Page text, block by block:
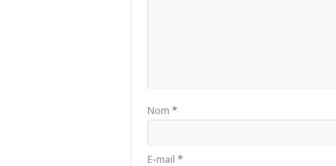
Nom *
E-mail *